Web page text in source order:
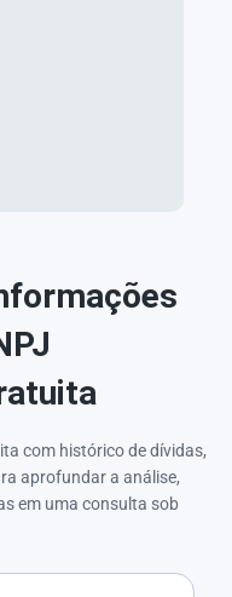
com histórico de dívidas,
aprofundar a análise,
em uma consulta sob